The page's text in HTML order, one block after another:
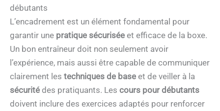
débutants
L’encadrement est un élément fondamental pour
garantir une pratique sécurisée et efficace de la boxe.
Un bon entraîneur doit non seulement avoir
l’expérience, mais aussi être capable de communiquer
clairement les techniques de base et de veiller à la
sécurité des pratiquants. Les cours pour débutants
doivent inclure des exercices adaptés pour renforcer